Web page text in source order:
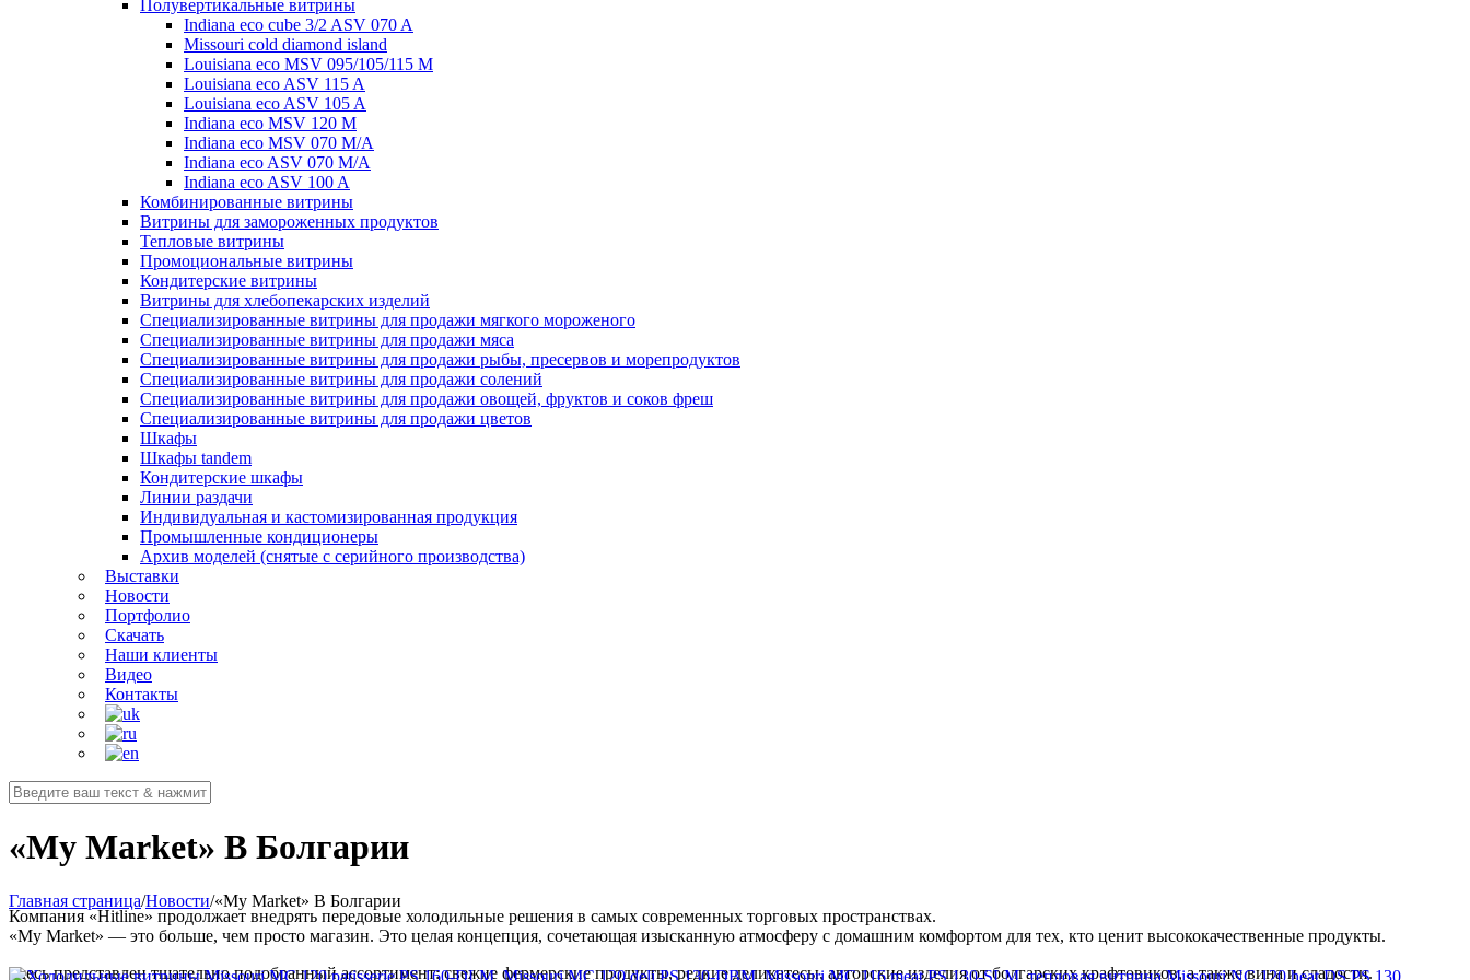
Полувертикальные витрины
Indiana eco cube 3/2 ASV 070 A
Missouri cold diamond island
Louisiana eco MSV 095/105/115 M
Louisiana eco ASV 115 A
Louisiana eco ASV 105 A
Indiana eco MSV 120 M
Indiana eco MSV 070 M/A
Indiana eco ASV 070 M/A
Indiana eco ASV 100 A
Комбинированные витрины
Витрины для замороженных продуктов
Тепловые витрины
Промоциональные витрины
Кондитерские витрины
Витрины для хлебопекарских изделий
Специализированные витрины для продажи мягкого мороженого
Специализированные витрины для продажи мяса
Специализированные витрины для продажи рыбы, пресервов и морепродуктов
Специализированные витрины для продажи солений
Специализированные витрины для продажи овощей, фруктов и соков фреш
Специализированные витрины для продажи цветов
Шкафы
Шкафы tandem
Кондитерские шкафы
Линии раздачи
Индивидуальная и кастомизированная продукция
Промышленные кондиционеры
Архив моделей (снятые с серийного производства)
Выставки
Новости
Портфолио
Скачать
Наши клиенты
Видео
Контакты
«My Market» В Болгарии
Главная страница/Новости/«My Market» В Болгарии
Компания «Hitline» продолжает внедрять передовые холодильные решения в самых современных торговых пространствах.
«My Market» — это больше, чем просто магазин. Это целая концепция, сочетающая изысканную атмосферу с домашним комфортом для тех, кто ценит высококачественные продукты.
Здесь представлен тщательно подобранный ассортимент: свежие фермерские продукты, редкие деликатесы, авторские изделия от болгарских крафтовиков, а также вина и сладости.